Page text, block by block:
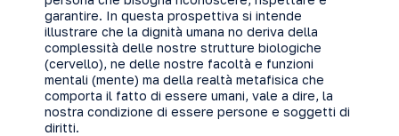
garantire. In questa prospettiva si intende
illustrare che la dignità umana no deriva della
complessità delle nostre strutture biologiche
(cervello), ne delle nostre facoltà e funzioni
mentali (mente) ma della realtà metafisica che
comporta il fatto di essere umani, vale a dire, la
nostra condizione di essere persone e soggetti di
diritti.